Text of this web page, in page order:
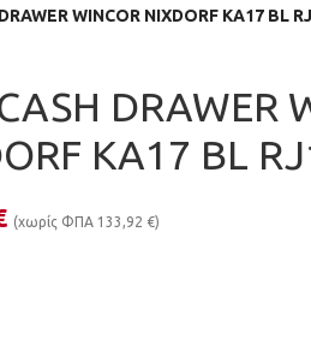
WINCOR NIXDORF KA17 BL
DRAWER
KA17 BL
(χωρίς ΦΠΑ 133,92 €)